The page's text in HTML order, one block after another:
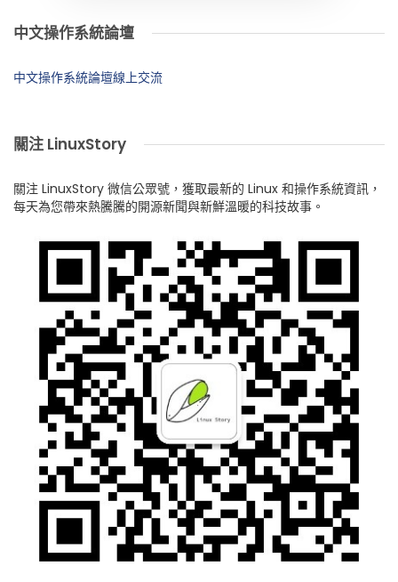
中文操作系統論壇
中文操作系統論壇線上交流
關注 LinuxStory
關注 LinuxStory 微信公眾號，獲取最新的 Linux 和操作系統資訊，
每天為您帶來熱騰騰的開源新聞與新鮮溫暖的科技故事。